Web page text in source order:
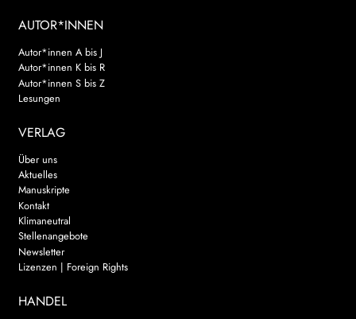
AUTOR*INNEN
Autor*innen A bis J
Autor*innen K bis R
Autor*innen S bis Z
Lesungen
VERLAG
Über uns
Aktuelles
Manuskripte
Kontakt
Klimaneutral
Stellenangebote
Newsletter
Lizenzen | Foreign Rights
HANDEL